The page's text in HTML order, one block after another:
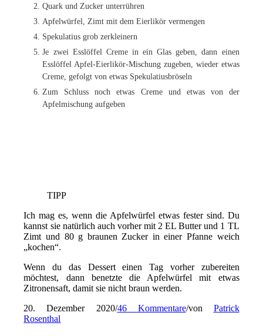
Quark und Zucker unterrühren
Apfelwürfel, Zimt mit dem Eierlikör vermengen
Spekulatius grob zerkleinern
Je zwei Esslöffel Creme in ein Glas geben, dann einen
Esslöffel Apfel-Eierlikör-Mischung zugeben, wieder etwas
Creme, gefolgt von etwas Spekulatiusbröseln
Zum Schluss noch etwas Creme und etwas von der
Apfelmischung aufgeben
TIPP
Ich mag es, wenn die Apfelwürfel etwas fester sind. Du
kannst sie natürlich auch vorher mit 2 EL Butter und 1 TL
Zimt und 80 g braunen Zucker in einer Pfanne weich
„kochen“.
Wenn du das Dessert einen Tag vorher zubereiten
möchtest, dann benetzte die Apfelwürfel mit etwas
Zitronensaft, damit sie nicht braun werden.
20. Dezember 2020/46 Kommentare/von Patrick
Rosenthal